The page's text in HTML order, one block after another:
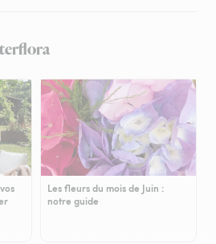
Les fleurs du mois de Juin :
notre guide